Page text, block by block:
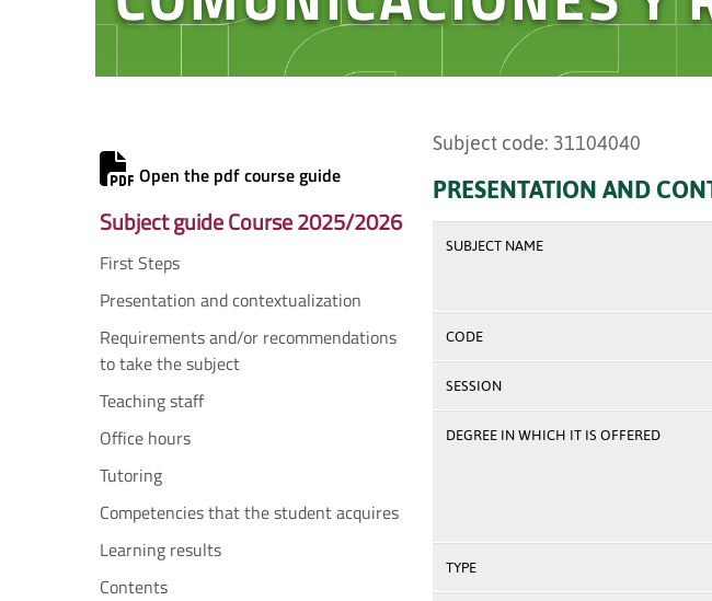
Open the pdf course guide
Subject guide Course 2025/2026
First Steps
Presentation and contextualization
Requirements and/or recommendations
to take the subject
Teaching staff
Office hours
Tutoring
Competencies that the student acquires
Learning results
Contents
Subject code: 31104040
PRESENTATION AND
SUBJECT NAME
CODE
SESSION
DEGREE IN WHICH IT IS OFFERED
TYPE